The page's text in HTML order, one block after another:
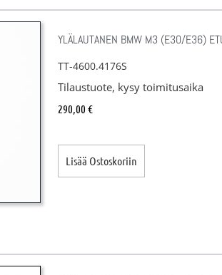
YLÄLAUTANEN BMW M3 (E30/E36)
TT-4600.4176S
Tilaustuote, kysy toimitusaika
290,00 €
Lisää Ostoskoriin